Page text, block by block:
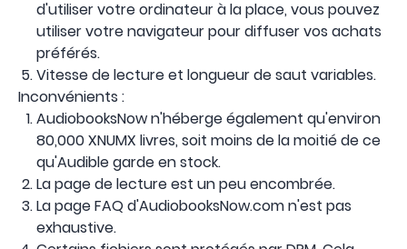
d'utiliser votre ordinateur à la place, vous pouvez
utiliser votre navigateur pour diffuser vos achats
préférés.
Vitesse de lecture et longueur de saut variables.
Inconvénients :
AudiobooksNow n'héberge également qu'environ
80,000 XNUMX livres, soit moins de la moitié de ce
qu'Audible garde en stock.
La page de lecture est un peu encombrée.
La page FAQ d'AudiobooksNow.com n'est pas
exhaustive.